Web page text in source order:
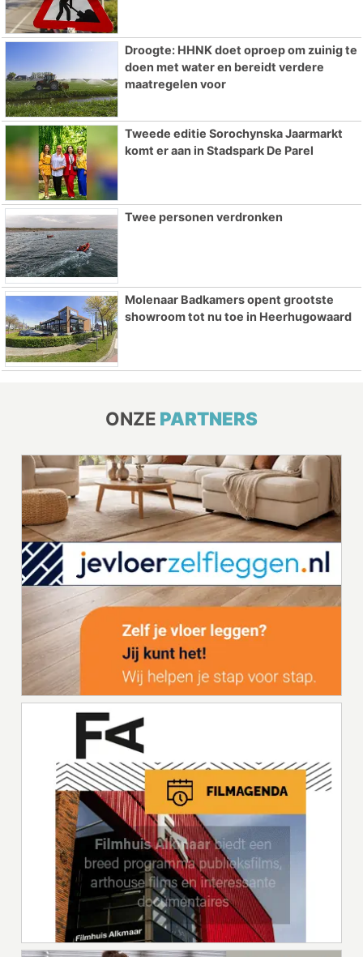
Droogte: HHNK doet oproep om zuinig te
doen met water en bereidt verdere
maatregelen voor
Tweede editie Sorochynska Jaarmarkt
komt er aan in Stadspark De Parel
Twee personen verdronken
Molenaar Badkamers opent grootste
showroom tot nu toe in Heerhugowaard
ONZE PARTNERS